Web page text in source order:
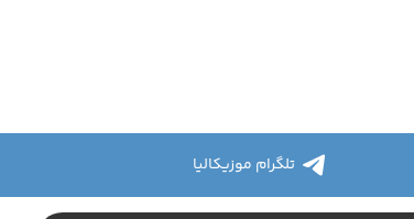
تلگرام موزیکالیا